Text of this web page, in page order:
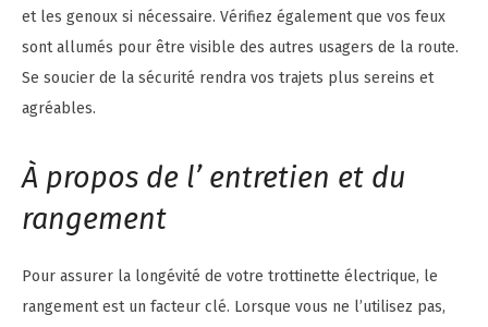
et les genoux si nécessaire. Vérifiez également que vos feux
sont allumés pour être visible des autres usagers de la route.
Se soucier de la sécurité rendra vos trajets plus sereins et
agréables.
À propos de l’ entretien et du
rangement
Pour assurer la longévité de votre trottinette électrique, le
rangement est un facteur clé. Lorsque vous ne l’utilisez pas,